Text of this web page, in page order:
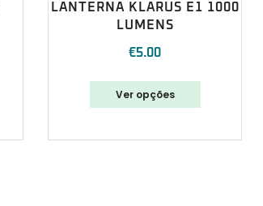
LANTERNA KLARUS E1 1000
LUMENS
€5.00
Ver opções